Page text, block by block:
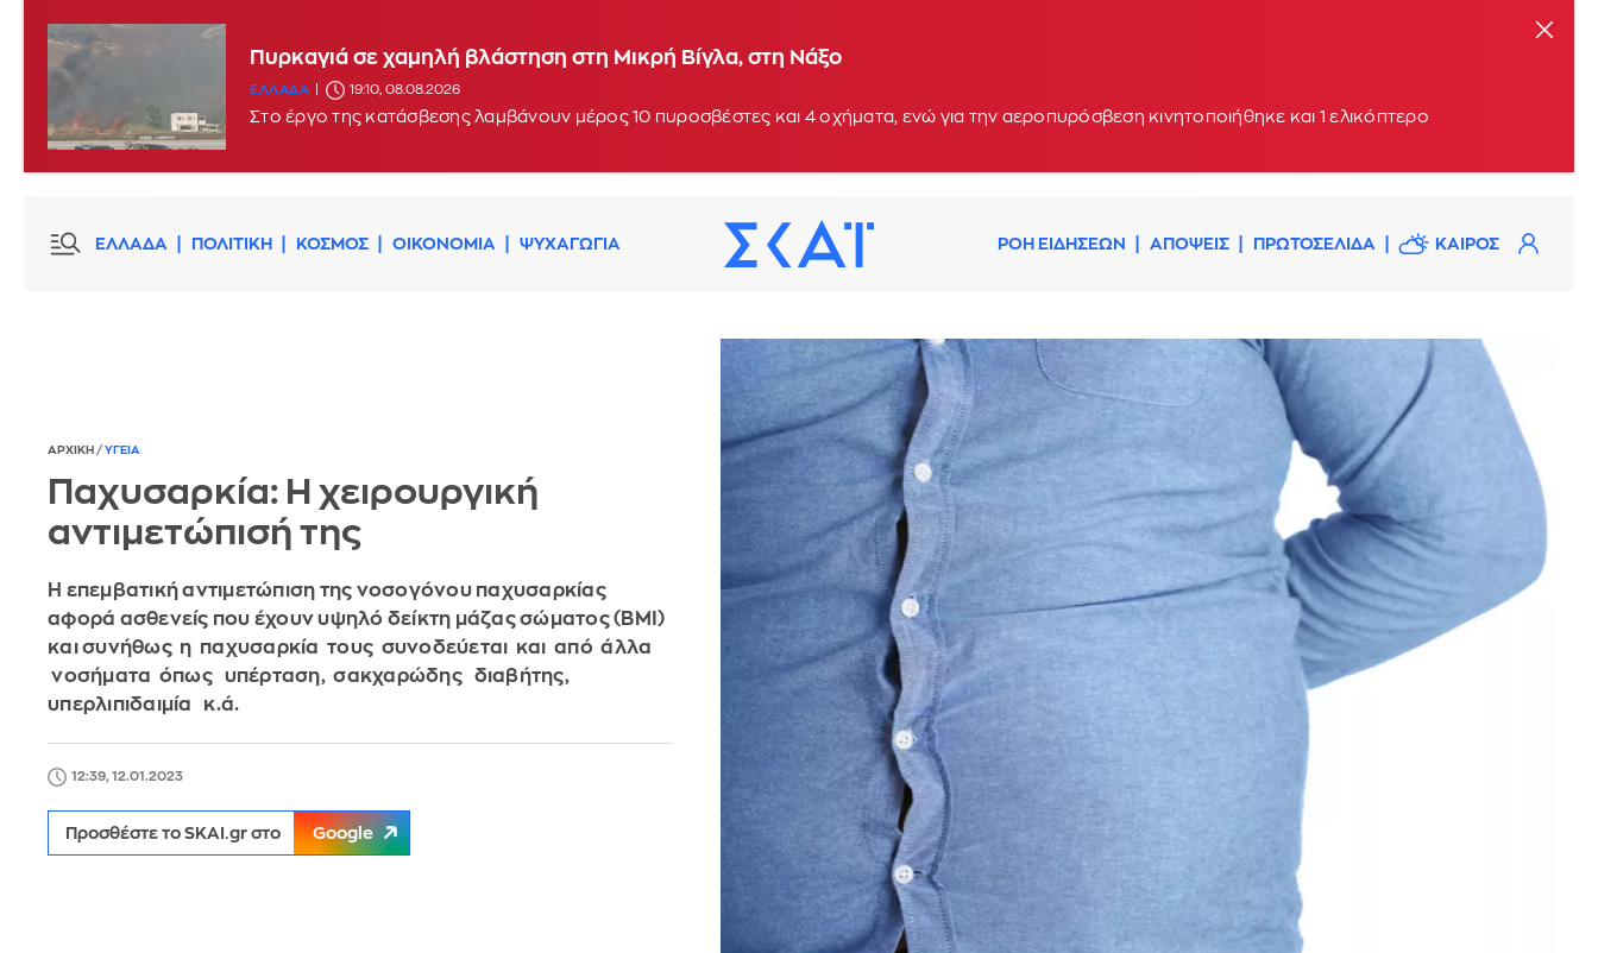
Πυρκαγιά σε χαμηλή βλάστηση στη Μικρή Βίγλα, στη Νάξο
ΕΛΛΑΔΑ 19:10, 08.08.2026
Στο έργο της κατάσβεσης λαμβάνουν μέρος 10 πυροσβέστες και 4 οχήματα, ενώ για την αεροπυρόσβεση κινητοποιήθηκε και 1 ελικόπτερο
ΕΛΛΑΔΑ ΠΟΛΙΤΙΚΗ ΚΟΣΜΟΣ ΟΙΚΟΝΟΜΙΑ ΨΥΧΑΓΩΓΙΑ ΡΟΗ ΕΙΔΗΣΕΩΝ ΑΠΟΨΕΙΣ ΠΡΩΤΟΣΕΛΙΔΑ ΚΑΙΡΟΣ
ΑΡΧΙΚΗ / ΥΓΕΙΑ
Παχυσαρκία: Η χειρουργική
αντιμετώπισή της
Η επεμβατική αντιμετώπιση της νοσογόνου παχυσαρκίας
αφορά ασθενείς που έχουν υψηλό δείκτη μάζας σώματος (ΒΜΙ)
και συνήθως η παχυσαρκία τους συνοδεύεται και από άλλα
νοσήματα όπως υπέρταση, σακχαρώδης διαβήτης,
υπερλιπιδαιμία κ.ά.
12:39, 12.01.2023
Προσθέστε το SKAI.gr στο Google